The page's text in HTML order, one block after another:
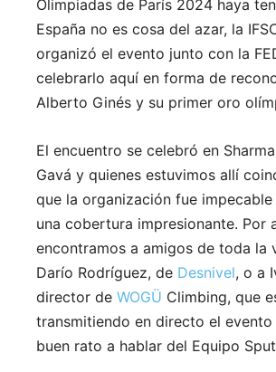
Olimpiadas de París 2024 haya
España no es cosa del azar, la
organizó el evento junto con la
celebrarlo aquí en forma de
Alberto Ginés y su primer oro
El encuentro se celebró en
Gavá y quienes estuvimos allí
que la organización fue
una cobertura impresionante. Por
encontramos a amigos de toda la
Darío Rodríguez, de Desnivel, o a
director de WOGÜ Climbing, que
transmitiendo en directo el
buen rato a hablar del Equipo